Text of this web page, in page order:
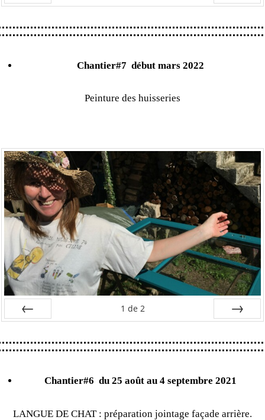
Chantier#7 début mars 2022
Peinture des huisseries
1 de 2
Chantier#6 du 25 août au 4 septembre 2021
LANGUE DE CHAT : préparation jointage façade arrière.